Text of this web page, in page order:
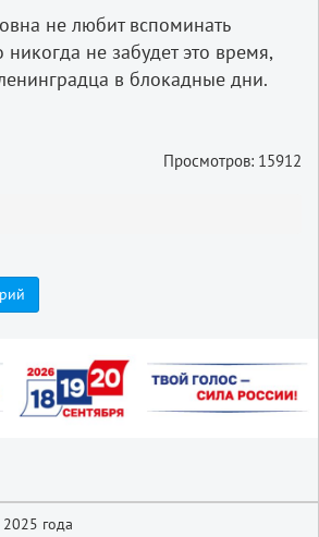
не любит вспоминать
никогда не забудет это время,
в блокадные дни.
Просмотров: 15912
года